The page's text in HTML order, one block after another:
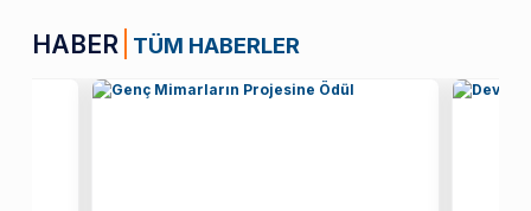
HABER TÜM HABERLER